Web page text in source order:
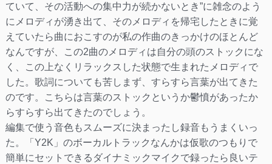
ていて、その活動への集中力が続かないとき”に雑念のよう
にメロディが湧き出て、そのメロディを帰宅したときに覚
えていたら曲におこすのが私の作曲のきっかけのほとんど
なんですが、この2曲のメロディは自分の頭のストックにな
く、この上なくリラックスした状態で生まれたメロディで
した。歌詞についても苦しまず、すらすら言葉が出てきた
のです。こちらは言葉のストックというか鬱憤があったか
らすらすら出てきたのでしょう。
編集で使う音色もスムーズに決まったし録音もうまくいっ
た。「Y2K」のボーカルトラックなんかは仮歌のつもりで
簡単にセットできるダイナミックマイクで録ったら良いテ